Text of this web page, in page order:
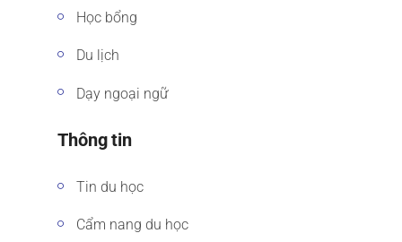
Học bổng
Du lịch
Dạy ngoại ngữ
Thông tin
Tin du học
Cẩm nang du học